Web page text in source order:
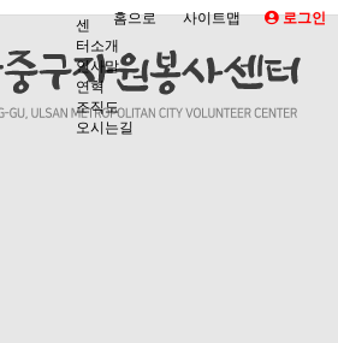
홈으로 사이트맵 로그인
센
터소개
인사말
연혁
조직도
오시는길